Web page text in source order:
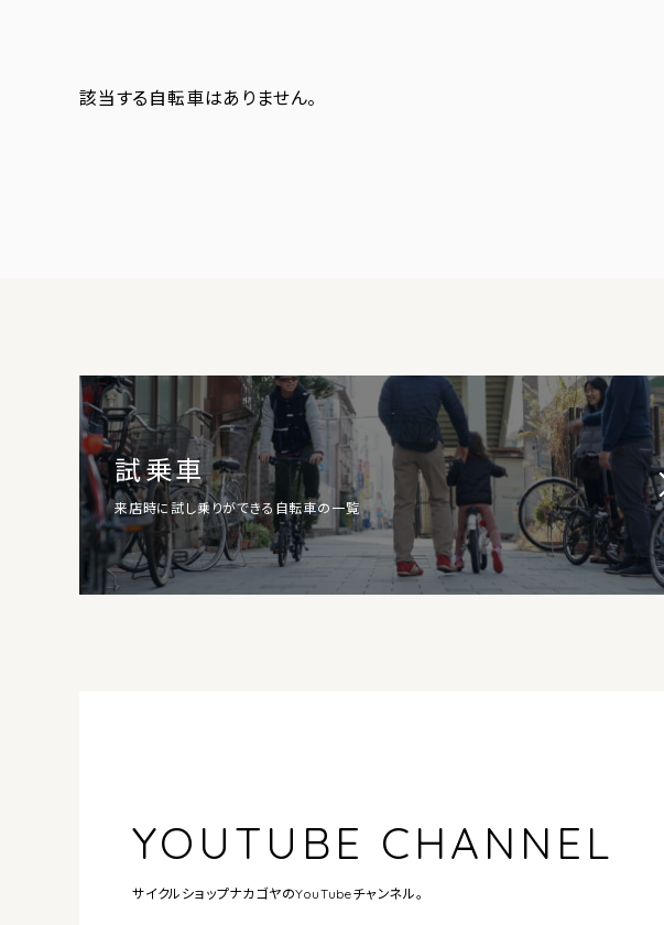
該当する自転車はありません。
試乗車
来店時に試し乗りができる自転車の一覧
YOUTUBE CHANNEL
サイクルショップナカゴヤのYouTubeチャンネル。